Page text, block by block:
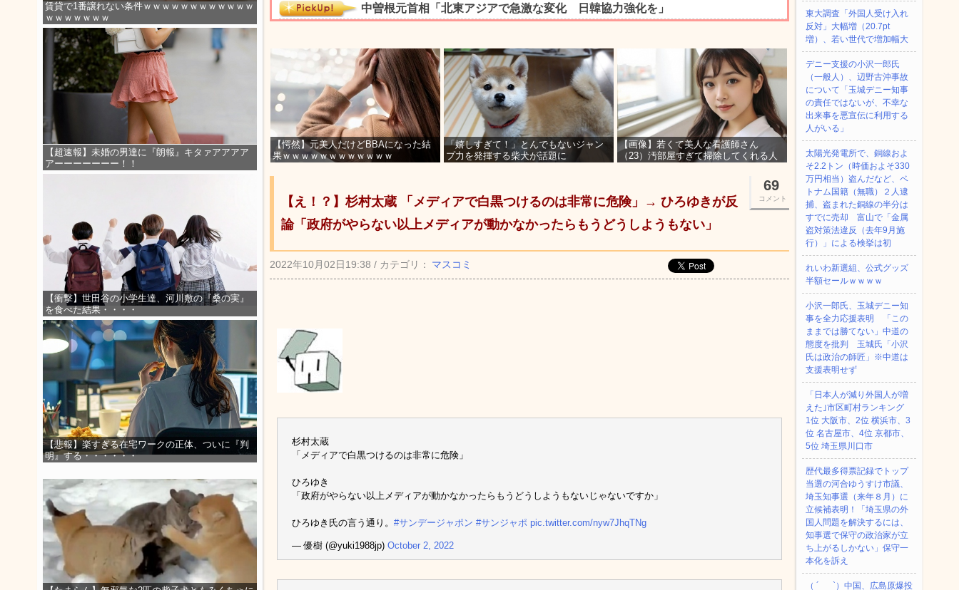
賃貸で1番譲れない条件ｗｗｗｗｗｗｗｗｗｗｗｗ
ｗｗｗｗｗｗｗ
【超速報】未婚の男達に『朗報』キタァアアアア
アーーーーーーー！！
【衝撃】世田谷の小学生達、河川敷の『桑の実』
を食べた結果・・・・
【悲報】楽すぎる在宅ワークの正体、ついに『判
明』する・・・・・・
【愕然】元美人だけどBBAになった結
果ｗｗｗｗｗｗｗｗｗｗｗｗ
「嬉しすぎて！」とんでもないジャン
プ力を発揮する柴犬が話題に
【画像】若くて美人な看護師さん
（23）汚部屋すぎて掃除してくれる人
69
コメント
【え！？】杉村太蔵 「メディアで白黒つけるのは非常に危険」→ ひろゆきが反
論「政府がやらない以上メディアが動かなかったらもうどうしようもない」
2022年10月02日19:38 / カテゴリ： マスコミ
杉村太蔵
「メディアで白黒つけるのは非常に危険」
ひろゆき
「政府がやらない以上メディアが動かなかったらもうどうしようもないじゃないですか」
ひろゆき氏の言う通り。 #サンデージャポン #サンジャポ pic.twitter.com/nyw7JhqTNg
— 優樹 (@yuki1988jp) October 2, 2022
東大調査「外国人受け入れ
反対」大幅増（20.7pt
増）、若い世代で増加幅大
デニー支援の小沢一郎氏
（一般人）、辺野古沖事故
について「玉城デニー知事
の責任ではないが、不幸な
出来事を悪宣伝に利用する
人がいる」
太陽光発電所で、銅線およ
そ2.2トン（時価およそ330
万円相当）盗んだなど、ベ
トナム国籍（無職）２人逮
捕、盗まれた銅線の半分は
すでに売却 富山で「金属
盗対策法違反（去年9月施
行）」による検挙は初
れいわ新選組、公式グッズ
半額セールｗｗｗｗ
小沢一郎氏、玉城デニー知
事を全力応援表明 「この
ままでは勝てない」中道の
態度を批判 玉城氏「小沢
氏は政治の師匠」※中道は
支援表明せず
「日本人が減り外国人が増
えた｣市区町村ランキング
1位 大阪市、2位 横浜市、3
位 名古屋市、4位 京都市、
5位 埼玉県川口市
歴代最多得票記録でトップ
当選の河合ゆうすけ市議、
埼玉知事選（来年８月）に
立候補表明！「埼玉県の外
国人問題を解決するには、
知事選で保守の政治家が立
ち上がるしかない」保守一
本化を訴え
（ ´_ゝ`）中国、広島原爆投